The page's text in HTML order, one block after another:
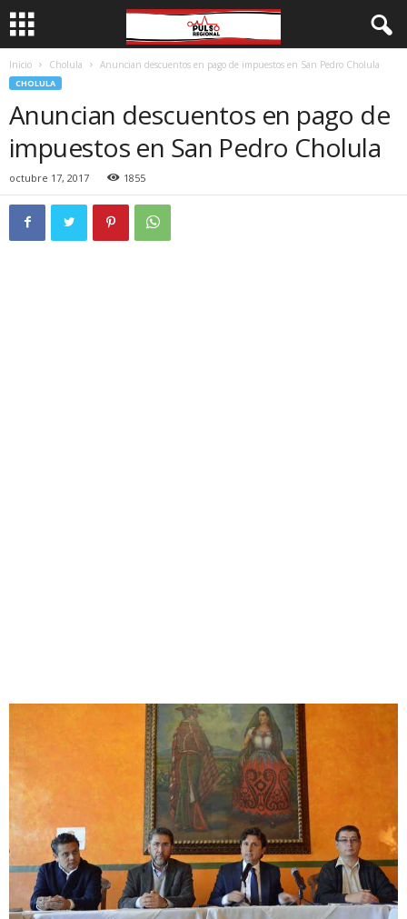
Inicio Cholula Anuncian descuentos en pago de impuestos en San Pedro Cholula
CHOLULA
Anuncian descuentos en pago de
impuestos en San Pedro Cholula
octubre 17, 2017 1855